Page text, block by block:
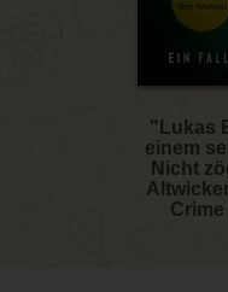
"Lukas
einem
Nicht